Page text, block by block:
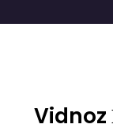
Fun Dance
Vidnoz